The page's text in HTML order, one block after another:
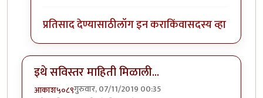
प्रतिसाद देण्यासाठीलॉग इन कराकिंवासदस्य व्हा
इथे सविस्तर माहिती मिळाली...
आकाश५०८९गुरुवार, 07/11/2019 00:35